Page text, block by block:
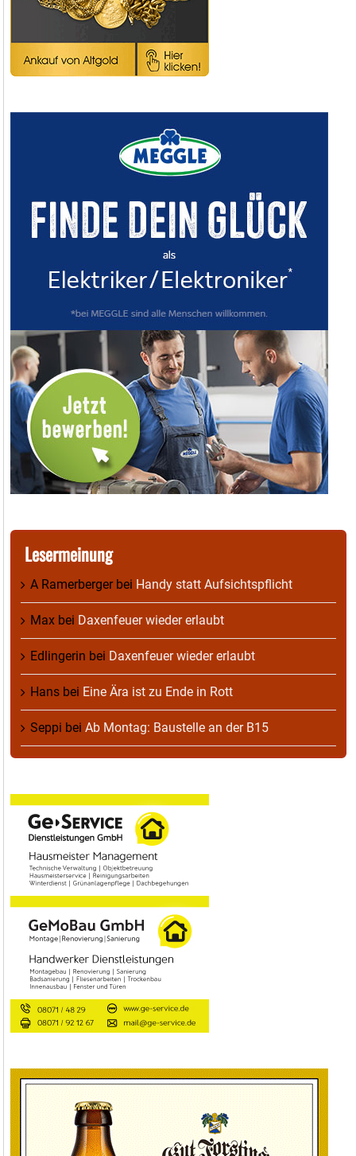
Lesermeinung
A Ramerbergerbei Handy statt Aufsichtspflicht
Max bei Daxenfeuer wieder erlaubt
Edlingerin bei Daxenfeuer wieder erlaubt
Hans bei Eine Ära ist zu Ende in Rott
Seppi bei Ab Montag: Baustelle an der B15